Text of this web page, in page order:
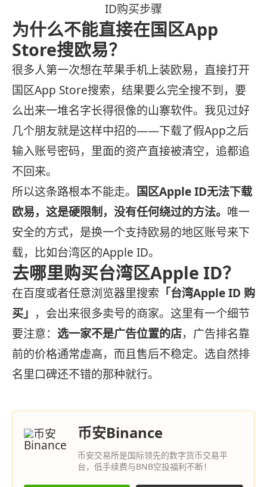
为什么不能直接在国区App
Store搜欧易？
很多人第一次想在苹果手机上装欧易，直接打开
国区App Store搜索，结果要么完全搜不到，要
么出来一堆名字长得很像的山寨软件。我见过好
几个朋友就是这样中招的——下载了假App之后
输入账号密码，里面的资产直接被清空，追都追
不回来。
所以这条路根本不能走。 国区Apple ID无法下载
欧易，这是硬限制，没有任何绕过的方法。 唯一
安全的方式，是换一个支持欧易的地区账号来下
载，比如台湾区的Apple ID。
去哪里购买台湾区Apple ID？
在百度或者任意浏览器里搜索 「台湾Apple ID 购
买」 ，会出来很多卖号的商家。这里有一个细节
要注意： 选一家不是广告位置的店，广告排名靠
前的价格通常虚高，而且售后不稳定。选自然排
名里口碑还不错的那种就行。
币安Binance
币安交易所是国际领先的数字货币交易平
台，低手续费与BNB空投福利不断！